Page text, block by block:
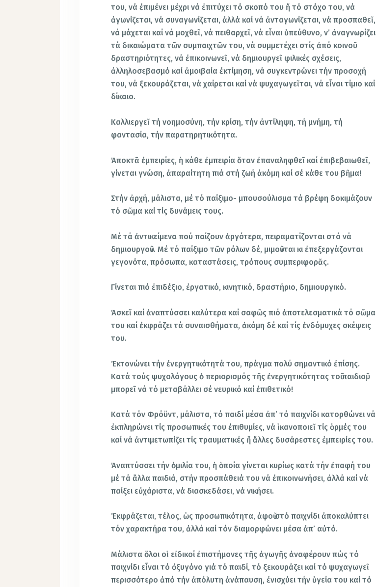
του, νά ἐπιμένει μέχρι νά ἐπιτύχει τό σκοπό του ἤ τό στόχο του, νά
ἀγωνίζεται, νά συναγωνίζεται, ἀλλά καί νά ἀνταγωνίζεται, νά προσπαθεῖ,
νά μάχεται καί νά μοχθεῖ, νά πειθαρχεῖ, νά εἶναι ὑπεύθυνο, ν’ ἀναγνωρίζει
τά δικαιώματα τῶν συμπαιχτῶν του, νά συμμετέχει στίς ἀπό κοινοῦ
δραστηριότητες, νά ἐπικοινωνεῖ, νά δημιουργεῖ φιλικές σχέσεις,
ἀλληλοσεβασμό καί ἀμοιβαία ἐκτίμηση, νά συγκεντρώνει τήν προσοχή
του, νά ξεκουράζεται, νά χαίρεται καί νά ψυχαγωγεῖται, νά εἶναι τίμιο καί
δίκαιο.
Καλλιεργεῖ τή νοημοσύνη, τήν κρίση, τήν ἀντίληψη, τή μνήμη, τή
φαντασία, τήν παρατηρητικότητα.
Ἀποκτᾶ ἐμπειρίες, ἡ κάθε ἐμπειρία ὅταν ἐπαναληφθεῖ καί ἐπιβεβαιωθεῖ,
γίνεται γνώση, ἀπαραίτητη πιά στή ζωή ἀκόμη καί σέ κάθε του βῆμα!
Στήν ἀρχή, μάλιστα, μέ τό παίξιμο- μπουσούλισμα τά βρέφη δοκιμάζουν
τό σῶμα καί τίς δυνάμεις τους.
Μέ τά ἀντικείμενα πού παίζουν ἀργότερα, πειραματίζονται στό νά
δημιουργοῦν. Μέ τό παίξιμο τῶν ρόλων δέ, μιμοῦνται κι ἐπεξεργάζονται
γεγονότα, πρόσωπα, καταστάσεις, τρόπους συμπεριφορᾶς.
Γίνεται πιό ἐπιδέξιο, ἐργατικό, κινητικό, δραστήριο, δημιουργικό.
Ἀσκεῖ καί ἀναπτύσσει καλύτερα καί σαφῶς πιό ἀποτελεσματικά τό σῶμα
του καί ἐκφράζει τά συναισθήματα, ἀκόμη δέ καί τίς ἐνδόμυχες σκέψεις
του.
Ἐκτονώνει τήν ἐνεργητικότητά του, πράγμα πολύ σημαντικό ἐπίσης.
Κατά τούς ψυχολόγους ὁ περιορισμός τῆς ἐνεργητικότητας τοῦ παιδιοῦ,
μπορεῖ νά τό μεταβάλλει σέ νευρικό καί ἐπιθετικό!
Κατά τόν Φρόϋντ, μάλιστα, τό παιδί μέσα ἀπ’ τό παιχνίδι κατορθώνει νά
ἐκπληρώνει τίς προσωπικές του ἐπιθυμίες, νά ἱκανοποιεῖ τίς ὁρμές του
καί νά ἀντιμετωπίζει τίς τραυματικές ἤ ἄλλες δυσάρεστες ἐμπειρίες του.
Ἀναπτύσσει τήν ὁμιλία του, ἡ ὁποία γίνεται κυρίως κατά τήν ἐπαφή του
μέ τά ἄλλα παιδιά, στήν προσπάθειά του νά ἐπικοινωνήσει, ἀλλά καί νά
παίξει εὐχάριστα, νά διασκεδάσει, νά νικήσει.
Ἐκφράζεται, τέλος, ὡς προσωπικότητα, ἀφοῦ στό παιχνίδι ἀποκαλύπτει
τόν χαρακτήρα του, ἀλλά καί τόν διαμορφώνει μέσα ἀπ’ αὐτό.
Μάλιστα ὅλοι οἱ εἰδικοί ἐπιστήμονες τῆς ἀγωγῆς ἀναφέρουν πώς τό
παιχνίδι εἶναι τό ὀξυγόνο γιά τό παιδί, τό ξεκουράζει καί τό ψυχαγωγεῖ
περισσότερο ἀπό τήν ἀπόλυτη ἀνάπαυση, ἐνισχύει τήν ὑγεία του καί τό